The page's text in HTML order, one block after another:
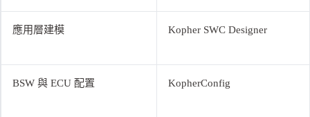
應用層建模 Kopher SWC Designer
BSW 與 ECU 配置 KopherConfig